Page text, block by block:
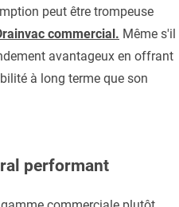
peut être trompeuse
commercial. Même s'il
avantageux en offrant
à long terme que son
performant